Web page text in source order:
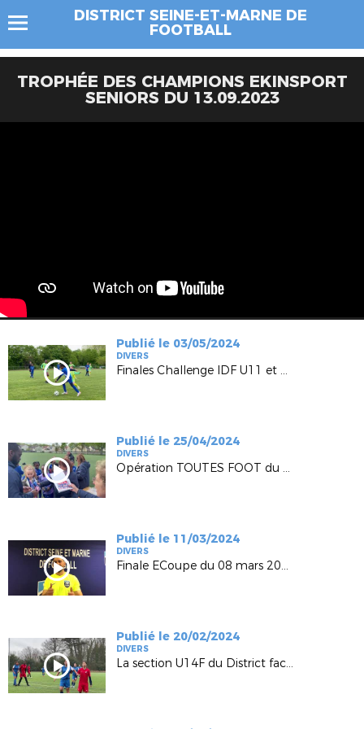
DISTRICT SEINE-ET-MARNE DE
FOOTBALL
TROPHÉE DES CHAMPIONS EKINSPORT
SENIORS DU 13.09.2023
Publié le 03/05/2024
DIVERS
Finales Challenge IDF U11 et U11F du 27.04.2024
Publié le 25/04/2024
DIVERS
Opération TOUTES FOOT du 20.04.2024 à TOURNAN
Publié le 11/03/2024
DIVERS
Finale ECoupe du 08 mars 2024
Publié le 20/02/2024
DIVERS
La section U14F du District face au 93 le 07.02.2024 au District